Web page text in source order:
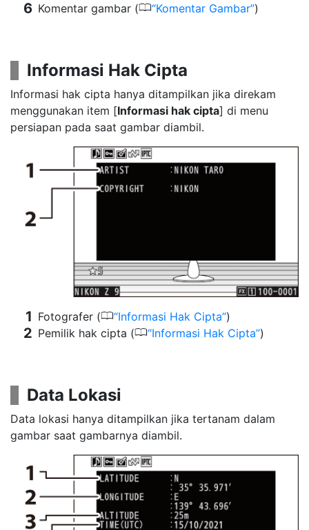
Komentar gambar (0 Komentar Gambar )
Informasi Hak Cipta
Informasi hak cipta hanya ditampilkan jika direkam
menggunakan item [Informasi hak cipta] di menu
persiapan pada saat gambar diambil.
Fotografer (0 Informasi Hak Cipta )
Pemilik hak cipta (0 Informasi Hak Cipta )
Data Lokasi
Data lokasi hanya ditampilkan jika tertanam dalam
gambar saat gambarnya diambil.